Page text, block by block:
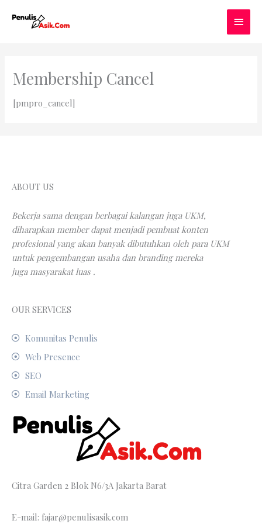
Membership Cancel
[pmpro_cancel]
ABOUT US
Bekerja sama dengan berbagai kalangan juga UKM,
diharapkan member dapat menjadi pembuat konten
profesional yang akan banyak dibutuhkan oleh para UKM
untuk pengembangan usaha dan branding mereka
juga masyarakat luas .
OUR SERVICES
Komunitas Penulis
Web Presence
SEO
Email Marketing
Citra Garden 2 Blok N6/3A Jakarta Barat
E-mail: fajar@penulisasik.com